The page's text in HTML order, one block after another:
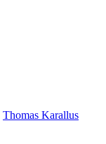
Thomas Karallus